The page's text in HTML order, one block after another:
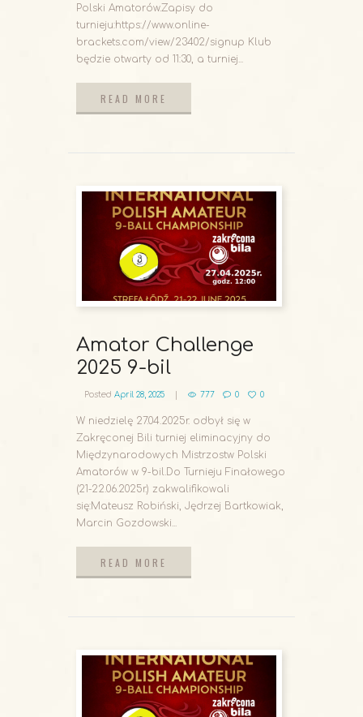
Polski Amatorów.Zapisy do
turnieju:https://www.online-
brackets.com/view/23402/signup Klub
będzie otwarty od 11:30, a turniej...
READ MORE
Amator Challenge
2025 9-bil
Posted April 28, 2025 777 0 0
W niedzielę 27.04.2025r. odbył się w
Zakręconej Bili turniej eliminacyjny do
Międzynarodowych Mistrzostw Polski
Amatorów w 9-bil.Do Turnieju Finałowego
(21-22.06.2025r.) zakwalifikowali
się:Mateusz Robiński, Jędrzej Bartkowiak,
Marcin Gozdowski...
READ MORE